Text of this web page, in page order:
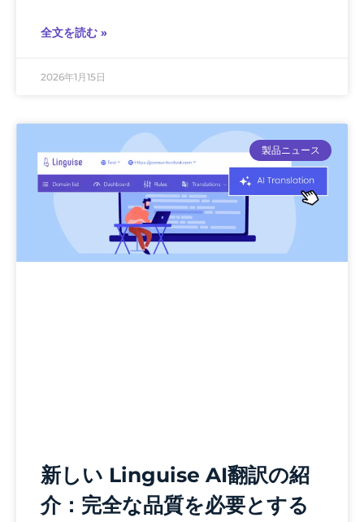
全文を読む »
2026年1月15日
製品ニュース
新しい Linguise AI翻訳の紹
介：完全な品質を必要とする